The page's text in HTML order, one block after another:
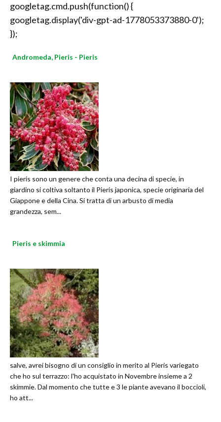
googletag.cmd.push(function() {
googletag.display('div-gpt-ad-1778053373880-0');
});
Andromeda, Pieris - Pieris
I pieris sono un genere che conta una decina di specie, in
giardino si coltiva soltanto il Pieris japonica, specie originaria del
Giappone e della Cina. Si tratta di un arbusto di media
grandezza, sem...
Pieris e skimmia
salve, avrei bisogno di un consiglio in merito al Pieris variegato
che ho sul terrazzo: l'ho acquistato in Novembre insieme a 2
skimmie. Dal momento che tutte e 3 le piante avevano il boccioli,
ho att...